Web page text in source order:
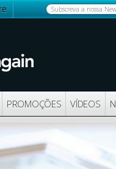
PROMOÇÕES VÍDEOS